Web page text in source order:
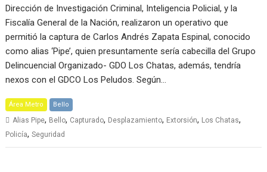
Dirección de Investigación Criminal, Inteligencia Policial, y la
Fiscalía General de la Nación, realizaron un operativo que
permitió la captura de Carlos Andrés Zapata Espinal, conocido
como alias ‘Pipe’, quien presuntamente sería cabecilla del Grupo
Delincuencial Organizado- GDO Los Chatas, además, tendría
nexos con el GDCO Los Peludos. Según…
Área Metro Bello
Alias Pipe, Bello, Capturado, Desplazamiento, Extorsión, Los Chatas,
Policía,Seguridad